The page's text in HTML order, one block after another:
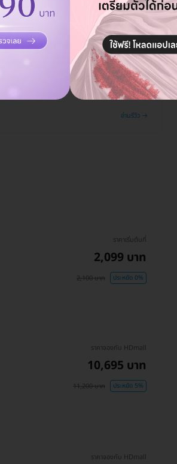
รีวิว โรงพยาบาลสัตว์ออลเพ็ท รักษา
ค้างคืน ฝากเลี้ยง ครบจบในที่เดียว
อ่านรีวิว →
ราคาเริ่มต้นที่
2,099 บาท
2,100 บาท ประหยัด 0%
ราคาจองกับ HDmall
10,695 บาท
11,200 บาท ประหยัด 5%
ราคาจองกับ HDmall